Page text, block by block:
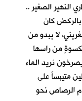
النهير الصغير ..
كان
لا يبدو من
من راسها
نريد الماء
متيبساً على
الرصاص نحو